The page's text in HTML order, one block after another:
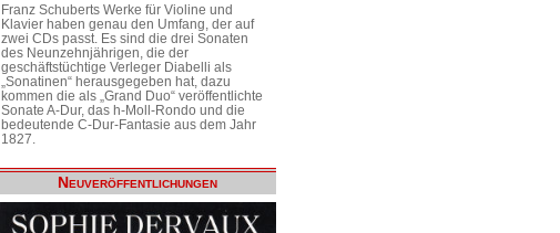
Franz Schuberts Werke für Violine und
Klavier haben genau den Umfang, der auf
zwei CDs passt. Es sind die drei Sonaten
des Neunzehnjährigen, die der
geschäftstüchtige Verleger Diabelli als
„Sonatinen“ herausgegeben hat, dazu
kommen die als „Grand Duo“ veröffentlichte
Sonate A-Dur, das h-Moll-Rondo und die
bedeutende C-Dur-Fantasie aus dem Jahr
1827.
Neuveröffentlichungen